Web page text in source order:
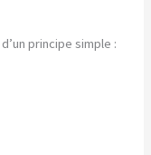
principe simple :